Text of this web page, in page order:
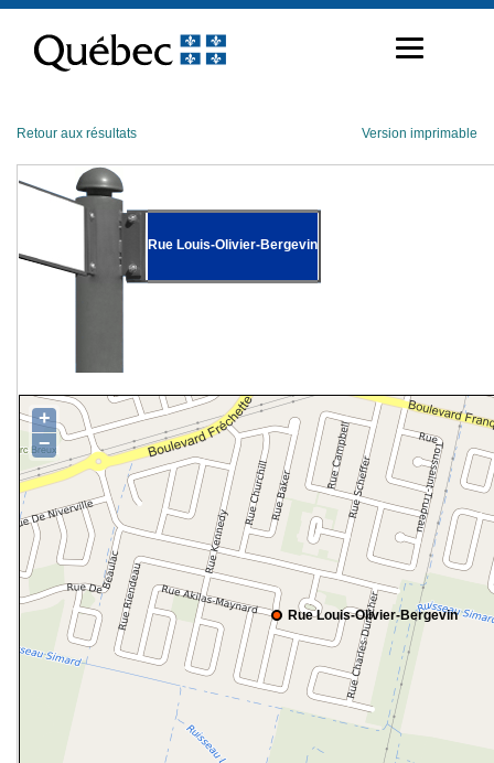
contenu
Retour aux résultats Version imprimable
Rue Louis-Olivier-Bergevin
Rue Louis-Olivier-Bergevin
+
−